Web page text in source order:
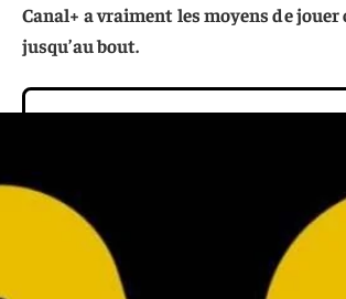
Canal+ a vraiment les moyens de
jusqu’au bout.